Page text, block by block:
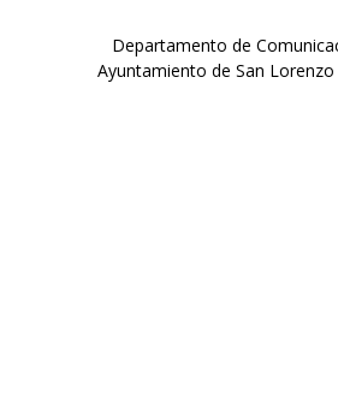
Departamento de
Ayuntamiento de San Lorenzo